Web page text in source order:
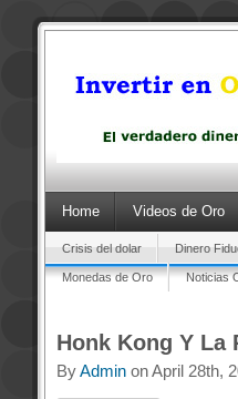
Home Videos de Oro
Crisis del dolar Dinero
Monedas de Oro Noticias
Honk Kong Y La
ByAdminon April 28th,